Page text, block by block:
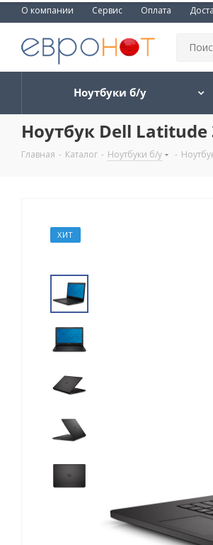
О компании Сервис Оплата
Ноутбуки б/у
Ноутбук Dell Latitude
Главная - Каталог - Ноутбуки б/у -
ХИТ